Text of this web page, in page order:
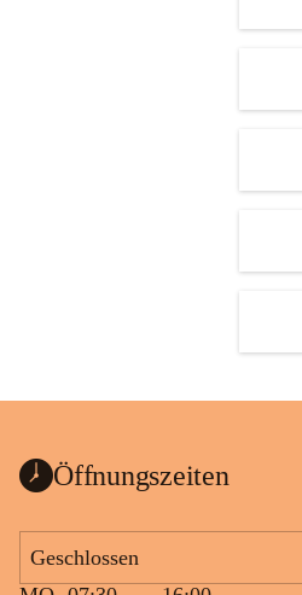
Öffnungszeiten
Geschlossen